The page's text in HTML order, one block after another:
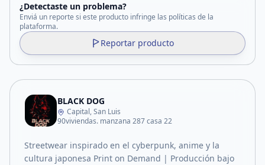
¿Detectaste un problema?
Enviá un reporte si este producto infringe las políticas de la
plataforma.
Reportar producto
BLACK DOG
Capital, San Luis
90viviendas. manzana 287 casa 22
Streetwear inspirado en el cyberpunk, anime y la
cultura japonesa Print on Demand | Producción bajo